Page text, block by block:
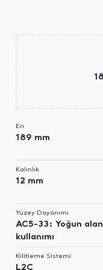
En
189 mm
Kalınlık
12 mm
Yüzey Dayanımı
AC5-33: Yoğun alan
kullanımı
Kilitleme Sistemi
L2C